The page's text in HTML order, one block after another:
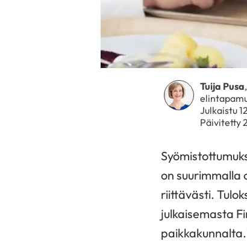
Tuija Pusa
Julkaistu
Päivitetty
on suurimmalla
riittävästi.
julkaisemasta